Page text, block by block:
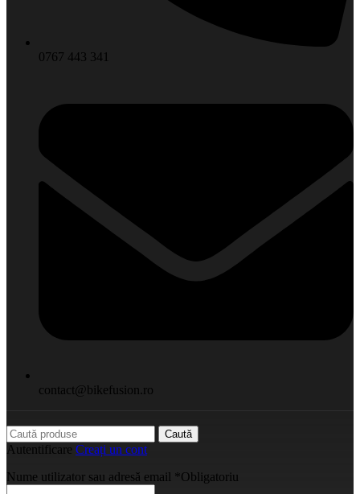
0767 443 341
contact@bikefusion.ro
Caută
Autentificare Creați un cont
Nume utilizator sau adresă email *Obligatoriu